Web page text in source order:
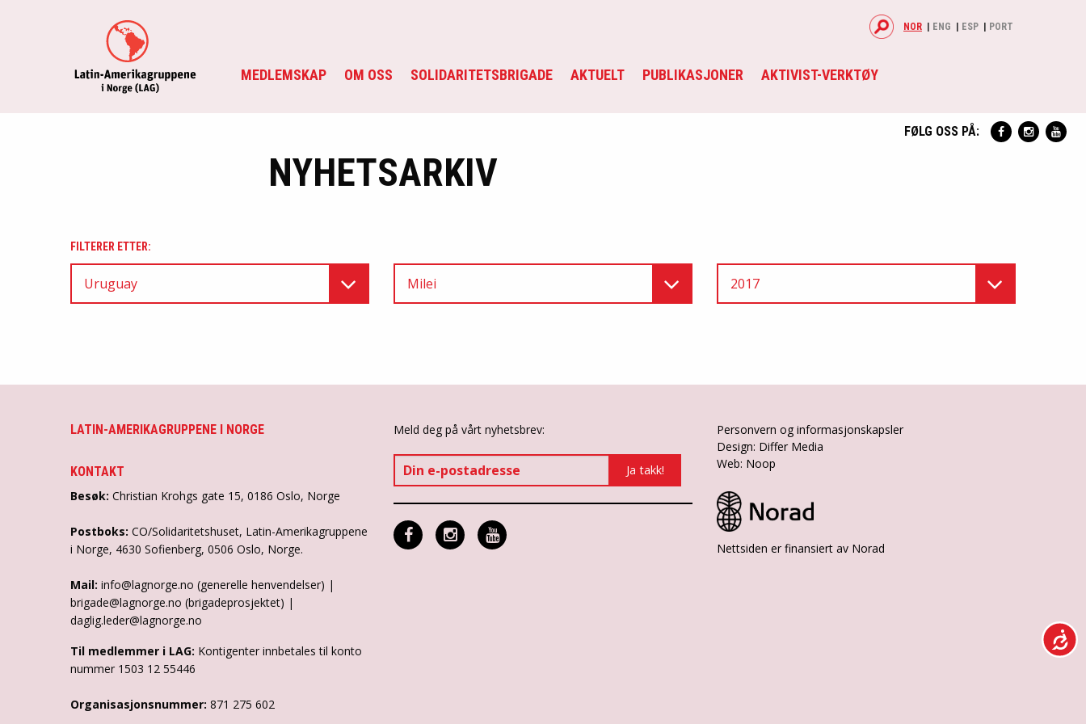
MEDLEMSKAP OM OSS SOLIDARITETSBRIGADE AKTUELT PUBLIKASJONER AKTIVIST-VERKTØY
NOR ENG ESP PORT
FØLG OSS PÅ:
NYHETSARKIV
FILTERER ETTER:
Uruguay Milei 2017
LATIN-AMERIKAGRUPPENE I NORGE
KONTAKT
Besøk: Christian Krohgs gate 15, 0186 Oslo, Norge
Postboks: CO/Solidaritetshuset, Latin-Amerikagruppene
i Norge, 4630 Sofienberg, 0506 Oslo, Norge.
Mail: info@lagnorge.no (generelle henvendelser) |
brigade@lagnorge.no (brigadeprosjektet) |
daglig.leder@lagnorge.no
Til medlemmer i LAG: Kontigenter innbetales til konto
nummer 1503 12 55446
Organisasjonsnummer: 871 275 602
Meld deg på vårt nyhetsbrev:
Personvern og informasjonskapsler
Design: Differ Media
Web: Noop
Nettsiden er finansiert av Norad